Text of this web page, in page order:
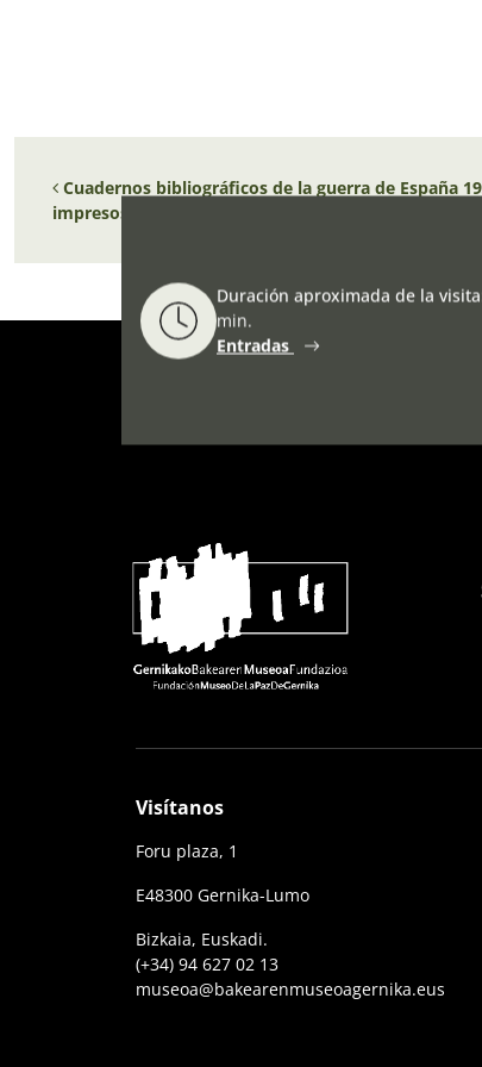
Navegación de entradas
Cuadernos bibliográficos de la guerra de España
impresos menores del tiempo de la guerra
Duración aproximada de la visita
min.
Entradas
Visítanos
Foru plaza, 1
E48300 Gernika-Lumo
Bizkaia, Euskadi.
(+34) 94 627 02 13
museoa@bakearenmuseoagernika.eus